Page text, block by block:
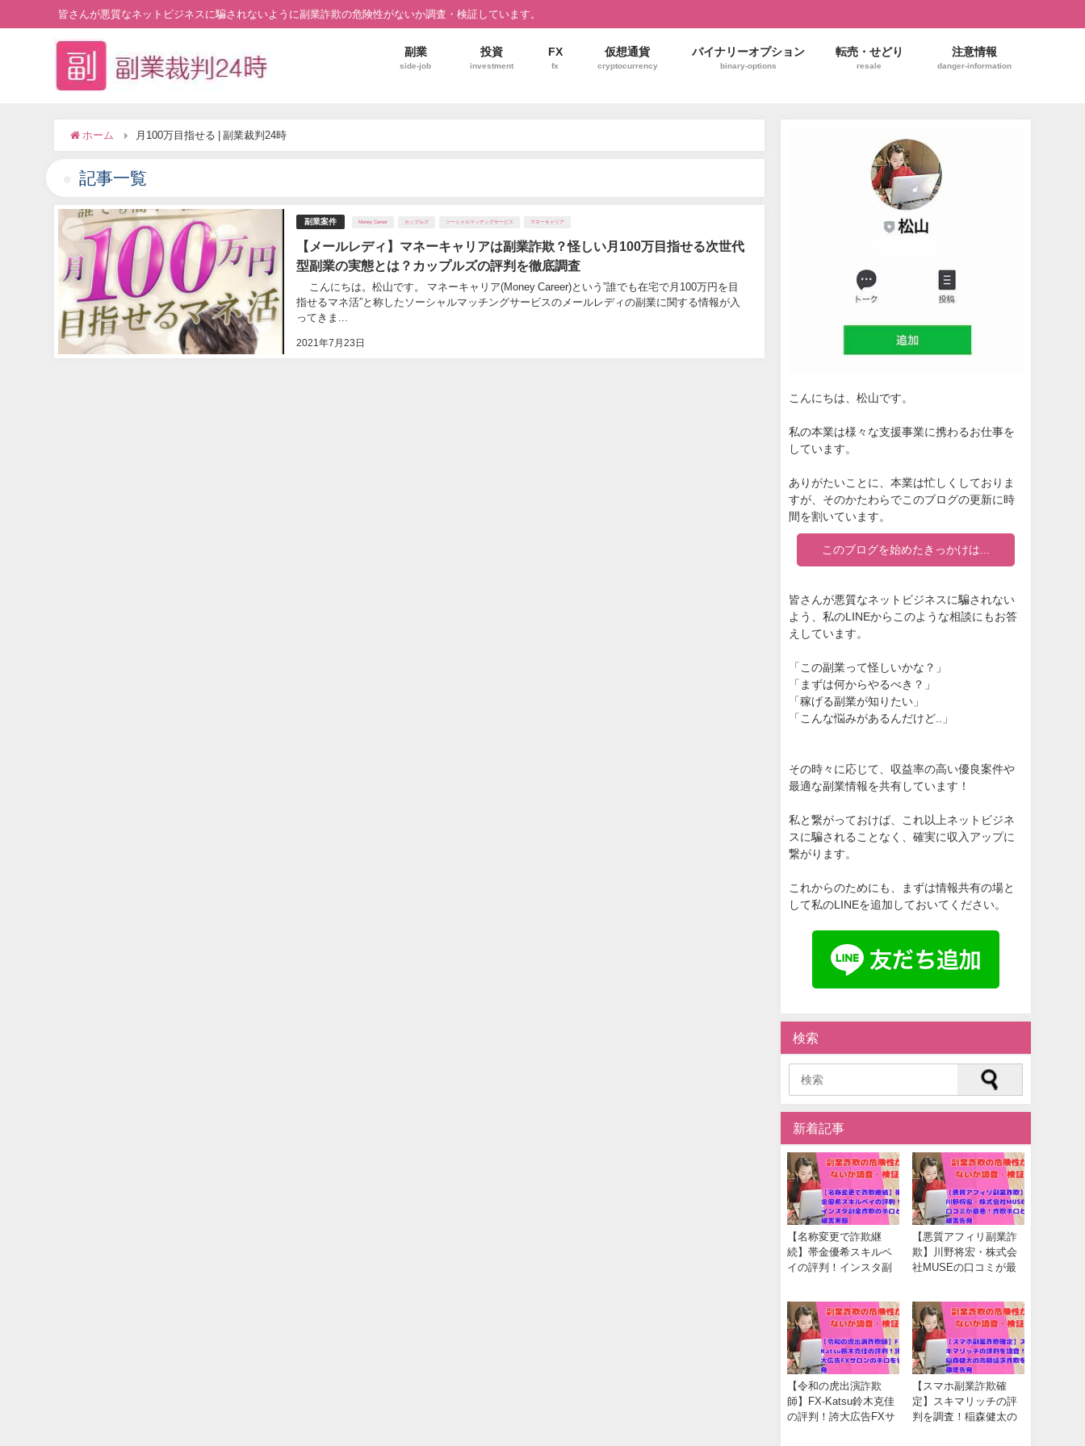
皆さんが悪質なネットビジネスに騙されないように副業詐欺の危険性がないか調査・検証しています。
副業
side-job
投資
investment
FX
fx
仮想通貨
cryptocurrency
バイナリーオプション
binary-options
転売・せどり
resale
注意情報
danger-information
ホーム 月100万目指せる | 副業裁判24時
記事一覧
副業案件 Money Career カップルズ ソーシャルマッチングサービス マネーキャリア
【メールレディ】マネーキャリアは副業詐欺？怪しい月100万目指せる次世代
型副業の実態とは？カップルズの評判を徹底調査
2021年7月23日
こんにちは。松山です。 マネーキャリア(Money Career)という”誰でも在宅で月100万円を目
指せるマネ活”と称したソーシャルマッチングサービスのメールレディの副業に関する情報が入
ってきま...
こんにちは、松山です。
私の本業は様々な支援事業に携わるお仕事を
しています。
ありがたいことに、本業は忙しくしておりま
すが、そのかたわらでこのブログの更新に時
間を割いています。
このブログを始めたきっかけは...
皆さんが悪質なネットビジネスに騙されない
よう、私のLINEからこのような相談にもお答
えしています。
「この副業って怪しいかな？」
「まずは何からやるべき？」
「稼げる副業が知りたい」
「こんな悩みがあるんだけど..」
その時々に応じて、収益率の高い優良案件や
最適な副業情報を共有しています！
私と繋がっておけば、これ以上ネットビジネ
スに騙されることなく、確実に収入アップに
繋がります。
これからのためにも、まずは情報共有の場と
して私のLINEを追加しておいてください。
検索
新着記事
【名称変更で詐欺継
続】帯金優希スキルペ
イの評判！インスタ副
【悪質アフィリ副業詐
欺】川野将宏・株式会
社MUSEの口コミが最
【令和の虎出演詐欺
師】FX-Katsu鈴木克佳
の評判！誇大広告FXサ
【スマホ副業詐欺確
定】スキマリッチの評
判を調査！稲森健太の